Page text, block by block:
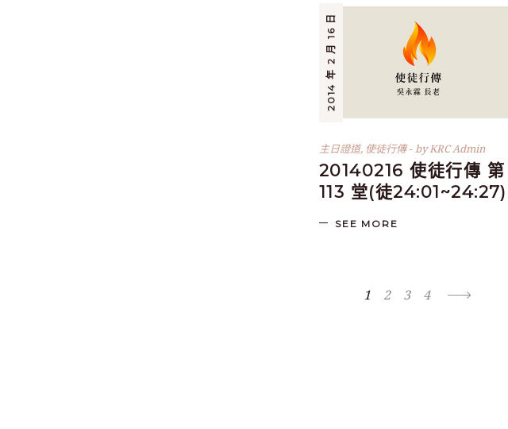
2014 年 2 月 16 日
主日證道, 使徒行傳 byKRC Admin
20140216 使徒行傳 第
113 堂(徒24:01~24:27)
SEE MORE
1 2 3 4